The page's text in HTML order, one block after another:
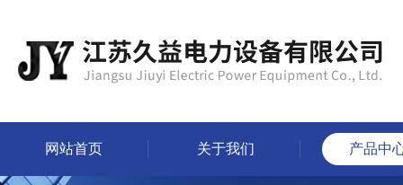
网站首页 关于我们 产品中